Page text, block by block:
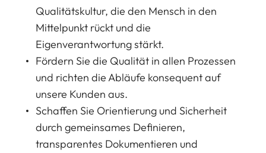
Qualitätskultur, die den Mensch in den
Mittelpunkt rückt und die
Eigenverantwortung stärkt.
Fördern Sie die Qualität in allen Prozessen
und richten die Abläufe konsequent auf
unsere Kunden aus.
Schaffen Sie Orientierung und Sicherheit
durch gemeinsames Definieren,
transparentes Dokumentieren und